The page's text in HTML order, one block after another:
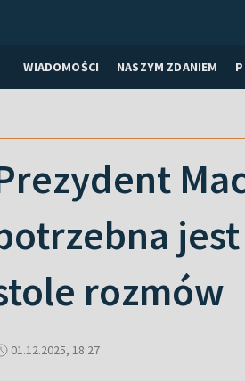
WIADOMOŚCI NASZYM ZDANIEM
rozmów
01.12.2025, 18:27